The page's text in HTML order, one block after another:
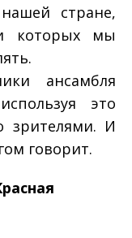
стране,
которых мы
ансамбля
это
зрителями. И
говорит.